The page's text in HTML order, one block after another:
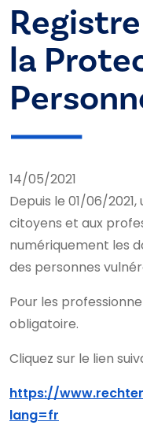
la
14/05/2021
Depuis le 01/06/
citoyens et aux
numériquement les
des personnes
Pour les
obligatoire.
Cliquez sur le lien
https://
lang=fr